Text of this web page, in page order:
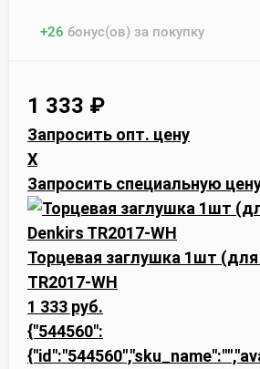
+26 бонус(ов) за покупку
1 333 ₽
Запросить опт. цену
X
Запросить специальную
Торцевая заглушка 1шт
TR2017-WH
1 333 руб.
{"544560":